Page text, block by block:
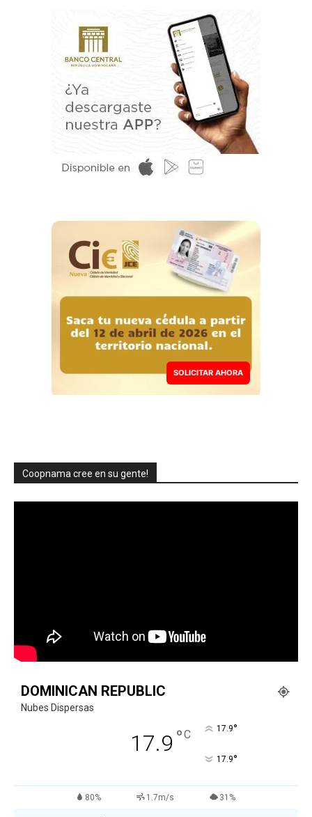
SOLICITAR AHORA
Coopnama cree en su gente!
DOMINICAN REPUBLIC
Nubes Dispersas
17.9 °C 17.9°
17.9°
80% 1.7m/s 31%